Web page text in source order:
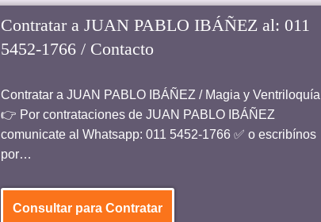
Contratar a JUAN PABLO IBÁÑEZ al: 011
5452-1766 / Contacto
Contratar a JUAN PABLO IBÁÑEZ / Magia y Ventriloquía
👉 Por contrataciones de JUAN PABLO IBÁÑEZ
comunicate al Whatsapp: 011 5452-1766 ✅ o escribínos
por…
Consultar para Contratar